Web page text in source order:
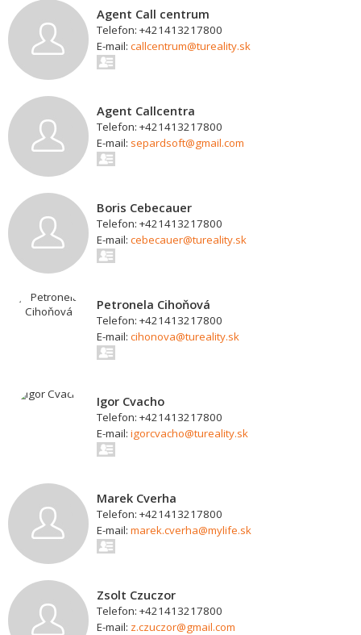
Agent Call centrum
Telefon: +421413217800
E-mail: callcentrum@tureality.sk
Agent Callcentra
Telefon: +421413217800
E-mail: separdsoft@gmail.com
Boris Cebecauer
Telefon: +421413217800
E-mail: cebecauer@tureality.sk
Petronela Cihoňová
Telefon: +421413217800
E-mail: cihonova@tureality.sk
Igor Cvacho
Telefon: +421413217800
E-mail: igorcvacho@tureality.sk
Marek Cverha
Telefon: +421413217800
E-mail: marek.cverha@mylife.sk
Zsolt Czuczor
Telefon: +421413217800
E-mail: z.czuczor@gmail.com